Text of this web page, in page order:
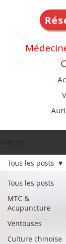
Articles
Tous les posts
MTC &
Acupuncture
Ventouses
Culture chinoise
Tous les posts